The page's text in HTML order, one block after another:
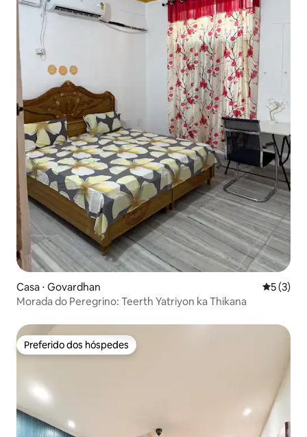
Casa ⋅ Govardhan 5 de
5 (3)
Morada do Peregrino: Teerth Yatriyon ka Thikana
Preferido dos hóspedes
Preferido dos hóspedes